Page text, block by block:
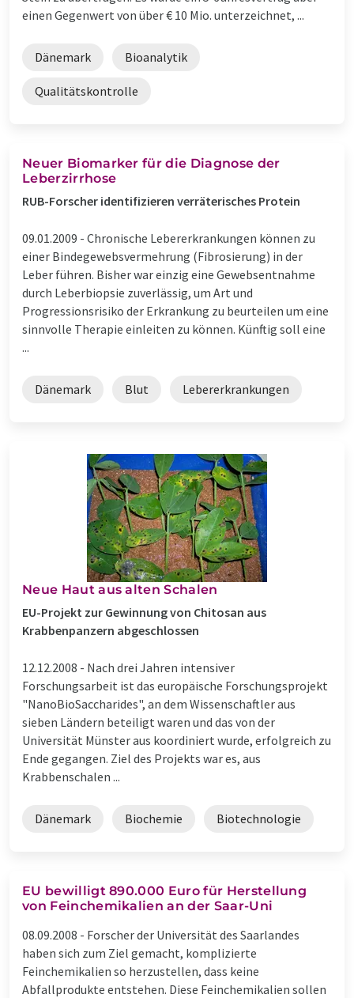
einen Gegenwert von über € 10 Mio. unterzeichnet, ...
Dänemark Bioanalytik
Qualitätskontrolle
Neuer Biomarker für die Diagnose der
Leberzirrhose
RUB-Forscher identifizieren verräterisches Protein
09.01.2009 - Chronische Lebererkrankungen können zu
einer Bindegewebsvermehrung (Fibrosierung) in der
Leber führen. Bisher war einzig eine Gewebsentnahme
durch Leberbiopsie zuverlässig, um Art und
Progressionsrisiko der Erkrankung zu beurteilen um eine
sinnvolle Therapie einleiten zu können. Künftig soll eine
...
Dänemark Blut Lebererkrankungen
Neue Haut aus alten Schalen
EU-Projekt zur Gewinnung von Chitosan aus
Krabbenpanzern abgeschlossen
12.12.2008 - Nach drei Jahren intensiver
Forschungsarbeit ist das europäische Forschungsprojekt
"NanoBioSaccharides", an dem Wissenschaftler aus
sieben Ländern beteiligt waren und das von der
Universität Münster aus koordiniert wurde, erfolgreich zu
Ende gegangen. Ziel des Projekts war es, aus
Krabbenschalen ...
Dänemark Biochemie Biotechnologie
EU bewilligt 890.000 Euro für Herstellung
von Feinchemikalien an der Saar-Uni
08.09.2008 - Forscher der Universität des Saarlandes
haben sich zum Ziel gemacht, komplizierte
Feinchemikalien so herzustellen, dass keine
Abfallprodukte entstehen. Diese Feinchemikalien sollen